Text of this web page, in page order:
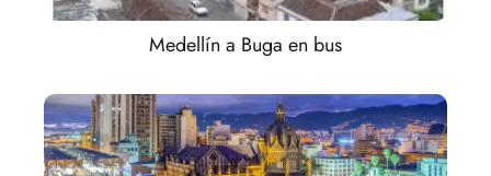
Medellín a Buga en bus